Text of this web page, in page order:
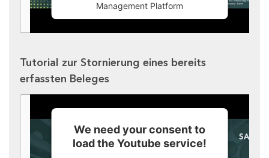
Management Platform
Tutorial zur Stornierung eines bereits
erfassten Beleges
We need your consent to
load the Youtube service!